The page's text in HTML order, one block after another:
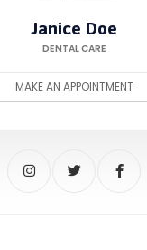
Janice Doe
DENTAL CARE
MAKE AN APPOINTMENT